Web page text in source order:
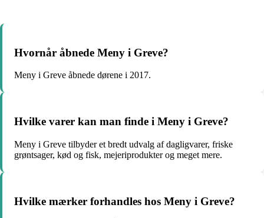
Hvornår åbnede Meny i Greve?
Meny i Greve åbnede dørene i 2017.
Hvilke varer kan man finde i Meny i Greve?
Meny i Greve tilbyder et bredt udvalg af dagligvarer, friske
grøntsager, kød og fisk, mejeriprodukter og meget mere.
Hvilke mærker forhandles hos Meny i Greve?